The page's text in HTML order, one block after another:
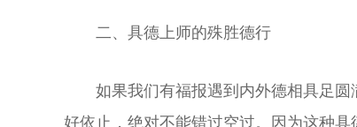
二、具德上师的殊胜德行
如果我们有福报遇到内外德相具足
好依止，绝对不能错过空过。因为这种